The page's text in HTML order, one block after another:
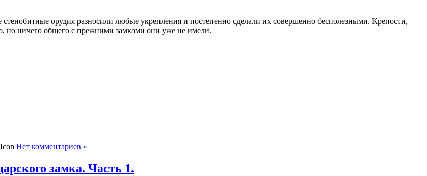
орудия разносили любые укрепления и посте­пенно сделали их совершенно бесполезны­ми. Крепости,
но ничего общего с прежними замками они уже не имели.
Нет комментариев »
замка. Часть 1.